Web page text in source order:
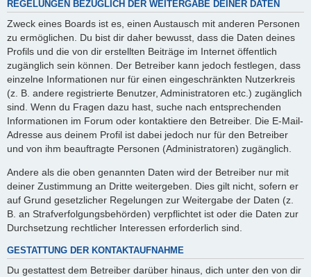
REGELUNGEN BEZÜGLICH DER WEITERGABE DEINER DATEN
Zweck eines Boards ist es, einen Austausch mit anderen Personen
zu ermöglichen. Du bist dir daher bewusst, dass die Daten deines
Profils und die von dir erstellten Beiträge im Internet öffentlich
zugänglich sein können. Der Betreiber kann jedoch festlegen, dass
einzelne Informationen nur für einen eingeschränkten Nutzerkreis
(z. B. andere registrierte Benutzer, Administratoren etc.) zugänglich
sind. Wenn du Fragen dazu hast, suche nach entsprechenden
Informationen im Forum oder kontaktiere den Betreiber. Die E-Mail-
Adresse aus deinem Profil ist dabei jedoch nur für den Betreiber
und von ihm beauftragte Personen (Administratoren) zugänglich.
Andere als die oben genannten Daten wird der Betreiber nur mit
deiner Zustimmung an Dritte weitergeben. Dies gilt nicht, sofern er
auf Grund gesetzlicher Regelungen zur Weitergabe der Daten (z.
B. an Strafverfolgungsbehörden) verpflichtet ist oder die Daten zur
Durchsetzung rechtlicher Interessen erforderlich sind.
GESTATTUNG DER KONTAKTAUFNAHME
Du gestattest dem Betreiber darüber hinaus, dich unter den von dir